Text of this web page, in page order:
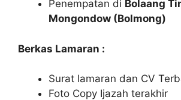
Penempatan di Bolaang
Mongondow (Bolmong)
Berkas Lamaran :
Surat lamaran dan CV
Foto Copy Ijazah terakhir